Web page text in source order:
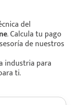
del
. Calcula tu pago
de nuestros
industria para
ti.